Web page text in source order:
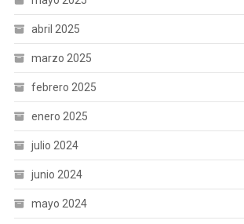
abril 2025
marzo 2025
febrero 2025
enero 2025
julio 2024
junio 2024
mayo 2024